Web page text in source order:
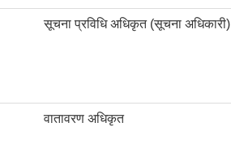
सूचना प्रविधि अधिकृत (सूचना अधिकारी)
वातावरण अधिकृत